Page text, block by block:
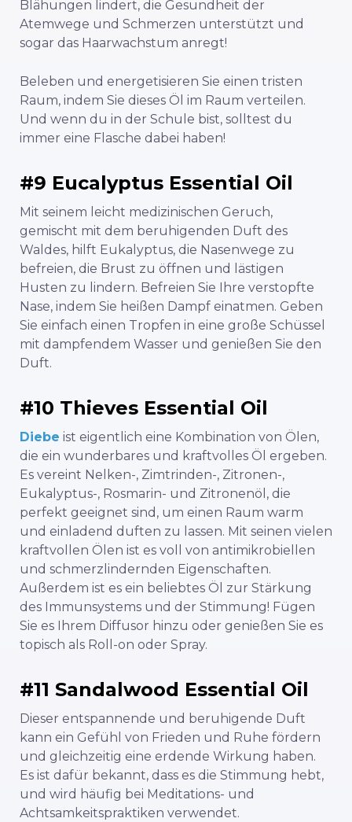
Blähungen lindert, die Gesundheit der
Atemwege und Schmerzen unterstützt und
sogar das Haarwachstum anregt!
Beleben und energetisieren Sie einen tristen
Raum, indem Sie dieses Öl im Raum verteilen.
Und wenn du in der Schule bist, solltest du
immer eine Flasche dabei haben!
#9 Eucalyptus Essential Oil
Mit seinem leicht medizinischen Geruch,
gemischt mit dem beruhigenden Duft des
Waldes, hilft Eukalyptus, die Nasenwege zu
befreien, die Brust zu öffnen und lästigen
Husten zu lindern. Befreien Sie Ihre verstopfte
Nase, indem Sie heißen Dampf einatmen. Geben
Sie einfach einen Tropfen in eine große Schüssel
mit dampfendem Wasser und genießen Sie den
Duft.
#10 Thieves Essential Oil
Diebe ist eigentlich eine Kombination von Ölen,
die ein wunderbares und kraftvolles Öl ergeben.
Es vereint Nelken-, Zimtrinden-, Zitronen-,
Eukalyptus-, Rosmarin- und Zitronenöl, die
perfekt geeignet sind, um einen Raum warm
und einladend duften zu lassen. Mit seinen vielen
kraftvollen Ölen ist es voll von antimikrobiellen
und schmerzlindernden Eigenschaften.
Außerdem ist es ein beliebtes Öl zur Stärkung
des Immunsystems und der Stimmung! Fügen
Sie es Ihrem Diffusor hinzu oder genießen Sie es
topisch als Roll-on oder Spray.
#11 Sandalwood Essential Oil
Dieser entspannende und beruhigende Duft
kann ein Gefühl von Frieden und Ruhe fördern
und gleichzeitig eine erdende Wirkung haben.
Es ist dafür bekannt, dass es die Stimmung hebt,
und wird häufig bei Meditations- und
Achtsamkeitspraktiken verwendet.